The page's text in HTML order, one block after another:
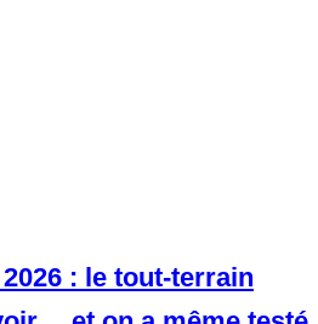
: le tout-terrain